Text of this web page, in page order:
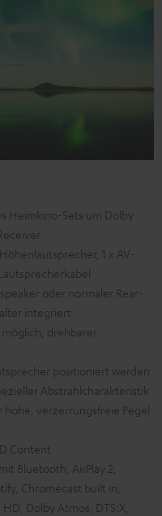
Heimkino-Sets um Dolby
1 x AV-
oder normaler Rear-
integriert
drehbarer
positioniert werden
Abstrahlcharakteristik
verzerrungsfreie Pegel
Content
Bluetooth, AirPlay 2,
Chromecast built in,
Dolby Atmos, DTS:X,